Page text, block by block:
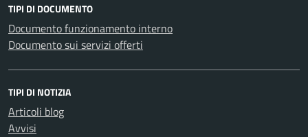
TIPI DI DOCUMENTO
Documento funzionamento interno
Documento sui servizi offerti
TIPI DI NOTIZIA
Articoli blog
Avvisi